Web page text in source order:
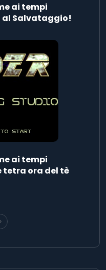
ai tempi
al Salvataggio!
ai tempi
tetra ora del tè